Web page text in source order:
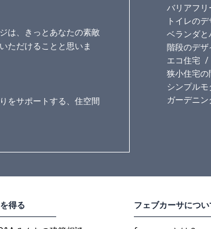
は、きっとあなたの素敵
ただけることと思いま
をサポートする、住空間
バリアフリ
トイレの
ベランダと
階段のデザ
エコ住宅
狭小住宅の
シンプルモ
ガーデニ
得る フェブカーサについ